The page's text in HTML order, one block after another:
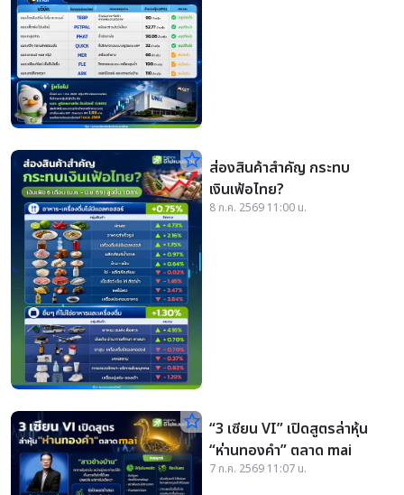
star_border ส่องสินค้าสำคัญ กระทบ
เงินเฟ้อไทย?
8 ก.ค. 2569 11:00 น.
star_border “3 เซียน VI” เปิดสูตรล่าหุ้น
“ห่านทองคำ” ตลาด mai
7 ก.ค. 2569 11:07 น.